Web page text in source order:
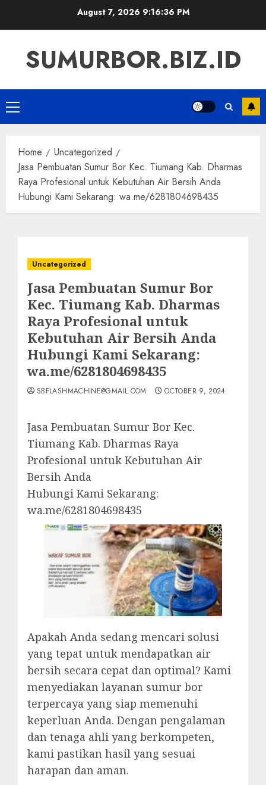
August 7, 2026 9:16:36 PM
SUMURBOR.BIZ.ID
Primary
Menu
Home
Uncategorized
Jasa Pembuatan Sumur Bor Kec. Tiumang Kab. Dharmas
Raya Profesional untuk Kebutuhan Air Bersih Anda
Hubungi Kami Sekarang: wa.me/6281804698435
Uncategorized
Jasa Pembuatan Sumur Bor
Kec. Tiumang Kab. Dharmas
Raya Profesional untuk
Kebutuhan Air Bersih Anda
Hubungi Kami Sekarang:
wa.me/6281804698435
SBFLASHMACHINE@GMAIL.COM OCTOBER 9, 2024
Jasa Pembuatan Sumur Bor Kec.
Tiumang Kab. Dharmas Raya
Profesional untuk Kebutuhan Air
Bersih Anda
Hubungi Kami Sekarang:
wa.me/6281804698435
Apakah Anda sedang mencari solusi
yang tepat untuk mendapatkan air
bersih secara cepat dan optimal? Kami
menyediakan layanan sumur bor
terpercaya yang siap memenuhi
keperluan Anda. Dengan pengalaman
dan tenaga ahli yang berkompeten,
kami pastikan hasil yang sesuai
harapan dan aman.